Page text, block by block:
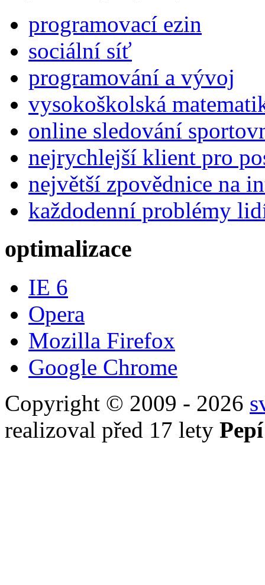
programovací ezin
sociální síť
programování a vývoj
vysokoškolská
online sledování
nejrychlejší klient pro
největší zpovědnice na
každodenní problémy
optimalizace
IE 6
Opera
Mozilla Firefox
Google Chrome
Copyright © 2009 - 2026
realizoval před 17 lety